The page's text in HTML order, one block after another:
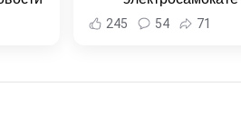
Комсомольске-на-
Новости
245 54 71